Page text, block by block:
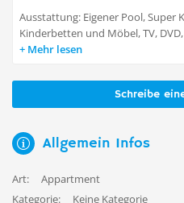
Ausstattung: Eigener Pool, Super
Kinderbetten und Möbel, TV,
Mehr lesen
Schreibe
Allgemein Infos
Art:
Appartment
Kategorie:
Keine Kategorie